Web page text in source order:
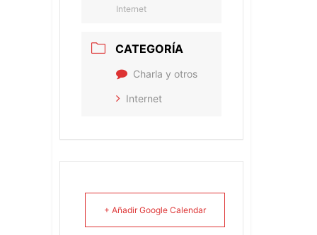
Internet
CATEGORÍA
Charla y otros
Internet
+ Añadir Google Calendar